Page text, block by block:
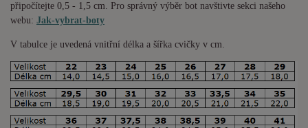
připočítejte 0,5 - 1,5 cm. Pro správný výběr bot navštivte sekci našeho
webu: Jak-vybrat-boty
V tabulce je uvedená vnitřní délka a šířka cvičky v cm.